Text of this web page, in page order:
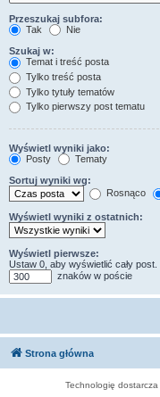
Przeszukaj subfora:
Tak
Nie
Szukaj w:
Temat i treść posta
Tylko treść posta
Tylko tytuły tematów
Tylko pierwszy post tematu
Wyświetl wyniki jako:
Posty
Tematy
Sortuj wyniki wg:
Rosnąco
Wyświetl wyniki z ostatnich:
Wyświetl pierwsze:
Ustaw 0, aby wyświetlić cały post.
znaków w poście
Strona główna
Technologię dostarcza